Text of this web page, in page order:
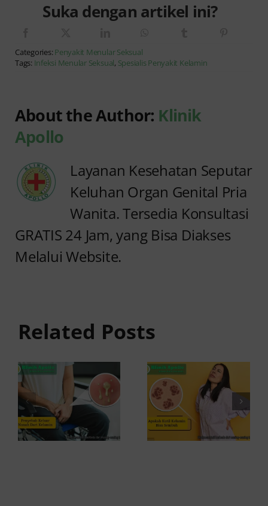
Suka dengan artikel ini?
Categories: Penyakit Menular Seksual
Tags: Infeksi Menular Seksual, Spesialis Penyakit Kelamin
About the Author: Klinik
Apollo
Layanan Kesehatan Seputar
Keluhan Organ Genital Pria
Wanita. Tersedia Konsultasi
GRATIS 24 Jam, yang Bisa Diakses
Melalui Website.
Related Posts
dari
Kelamin
dan Cara
Mengatasi
Apakah
Bisa
Sembuh
Total?